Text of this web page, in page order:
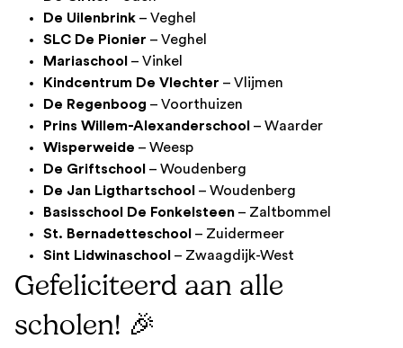
De Uilenbrink – Veghel
SLC De Pionier – Veghel
Mariaschool – Vinkel
Kindcentrum De Vlechter – Vlijmen
De Regenboog – Voorthuizen
Prins Willem-Alexanderschool – Waarder
Wisperweide – Weesp
De Griftschool – Woudenberg
De Jan Ligthartschool – Woudenberg
Basisschool De Fonkelsteen – Zaltbommel
St. Bernadetteschool – Zuidermeer
Sint Lidwinaschool – Zwaagdijk-West
Gefeliciteerd aan alle
scholen! 🎉